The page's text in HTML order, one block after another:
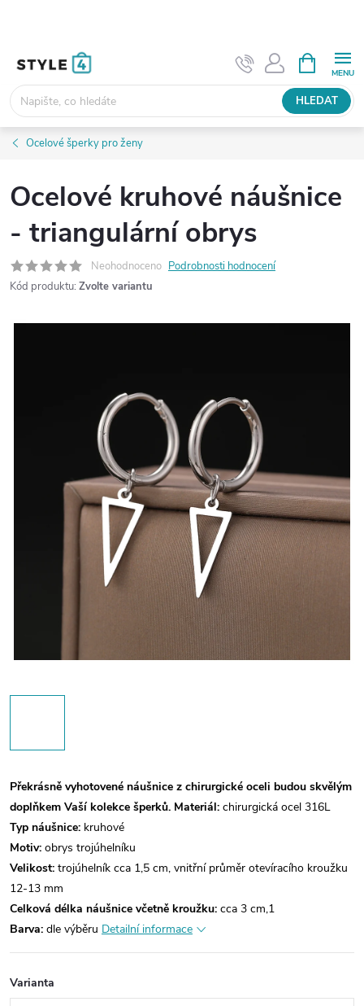
HLEDAT
NÁKUPNÍ
KOŠÍK
Ocelové šperky pro ženy
Ocelové kruhové náušnice
- triangulární obrys
Neohodnoceno Podrobnosti hodnocení
Kód produktu: Zvolte variantu
Překrásně vyhotovené náušnice z chirurgické oceli budou skvělým
doplňkem Vaší kolekce šperků. Materiál: chirurgická ocel 316L
Typ náušnice: kruhové
Motiv: obrys trojúhelníku
Velikost: trojúhelník cca 1,5 cm, vnitřní průměr otevíracího kroužku
12-13 mm
Celková délka náušnice včetně kroužku: cca 3 cm,1
Barva: dle výběru Detailní informace
Varianta